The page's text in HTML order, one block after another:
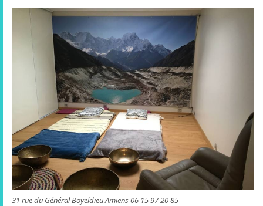
31 rue du Général Boyeldieu Amiens 06 15 97 20 85